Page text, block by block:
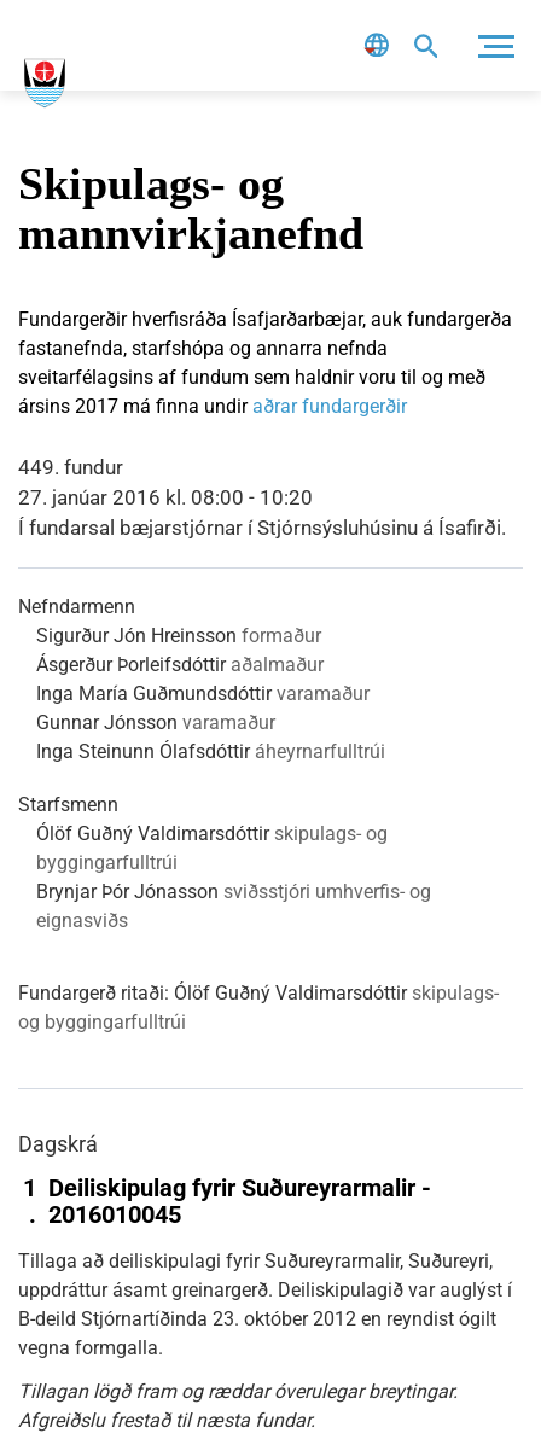
Skipulags- og
mannvirkjanefnd
Fundargerðir hverfisráða Ísafjarðarbæjar, auk fundargerða
fastanefnda, starfshópa og annarra nefnda
sveitarfélagsins af fundum sem haldnir voru til og með
ársins 2017 má finna undir aðrar fundargerðir
449. fundur
27. janúar 2016 kl. 08:00 - 10:20
Í fundarsal bæjarstjórnar í Stjórnsýsluhúsinu á Ísafirði.
Nefndarmenn
Sigurður Jón Hreinsson formaður
Ásgerður Þorleifsdóttir aðalmaður
Inga María Guðmundsdóttir varamaður
Gunnar Jónsson varamaður
Inga Steinunn Ólafsdóttir áheyrnarfulltrúi
Starfsmenn
Ólöf Guðný Valdimarsdóttir skipulags- og
byggingarfulltrúi
Brynjar Þór Jónasson sviðsstjóri umhverfis- og
eignasviðs
Fundargerð ritaði: Ólöf Guðný Valdimarsdóttir skipulags-
og byggingarfulltrúi
Dagskrá
1
.
Deiliskipulag fyrir Suðureyrarmalir -
2016010045
Tillaga að deiliskipulagi fyrir Suðureyrarmalir, Suðureyri,
uppdráttur ásamt greinargerð. Deiliskipulagið var auglýst í
B-deild Stjórnartíðinda 23. október 2012 en reyndist ógilt
vegna formgalla.
Tillagan lögð fram og ræddar óverulegar breytingar.
Afgreiðslu frestað til næsta fundar.